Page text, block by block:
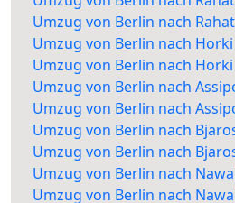
Umzug von Berlin nach
Umzug von Berlin nach Horki
Umzug von Berlin nach Horki
Umzug von Berlin nach
Umzug von Berlin nach
Umzug von Berlin nach
Umzug von Berlin nach
Umzug von Berlin nach
Umzug von Berlin nach